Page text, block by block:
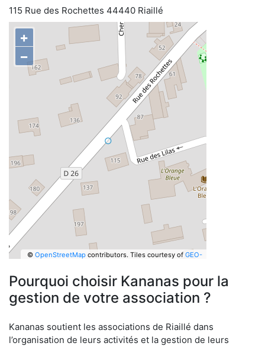
115 Rue des Rochettes 44440 Riaillé
+
−
© OpenStreetMapcontributors. Tiles courtesy of GEO-
Pourquoi choisir Kananas pour la
gestion de votre association ?
Kananas soutient les associations de Riaillé dans
l’organisation de leurs activités et la gestion de leurs